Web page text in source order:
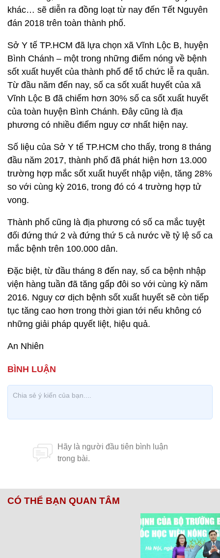
khác… sẽ diễn ra đồng loạt từ nay đến Tết Nguyên
đán 2018 trên toàn thành phố.
Sở Y tế TP.HCM đã lựa chọn xã Vĩnh Lộc B, huyện
Bình Chánh – một trong những điểm nóng về bệnh
sốt xuất huyết của thành phố để tổ chức lễ ra quân.
Từ đầu năm đến nay, số ca sốt xuất huyết của xã
Vĩnh Lộc B đã chiếm hơn 30% số ca sốt xuất huyết
của toàn huyện Bình Chánh. Đây cũng là địa
phương có nhiều điểm nguy cơ nhất hiện nay.
Số liệu của Sở Y tế TP.HCM cho thấy, trong 8 tháng
đầu năm 2017, thành phố đã phát hiện hơn 13.000
trường hợp mắc sốt xuất huyết nhập viện, tăng 28%
so với cùng kỳ 2016, trong đó có 4 trường hợp tử
vong.
Thành phố cũng là địa phương có số ca mắc tuyệt
đối đứng thứ 2 và đứng thứ 5 cả nước về tỷ lệ số ca
mắc bệnh trên 100.000 dân.
Đặc biệt, từ đầu tháng 8 đến nay, số ca bệnh nhập
viện hàng tuần đã tăng gấp đôi so với cùng kỳ năm
2016. Nguy cơ dịch bệnh sốt xuất huyết sẽ còn tiếp
tục tăng cao hơn trong thời gian tới nếu không có
những giải pháp quyết liệt, hiệu quả.
An Nhiên
CÓ THỂ BẠN QUAN TÂM